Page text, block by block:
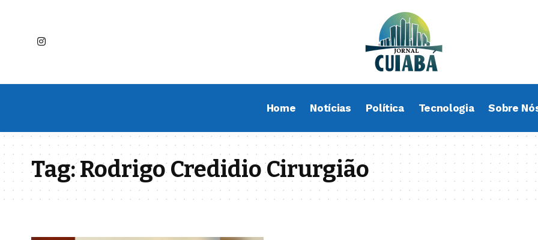
Home Notícias Política Tecnologia Sobre
Tag:Rodrigo Credidio Cirurgião